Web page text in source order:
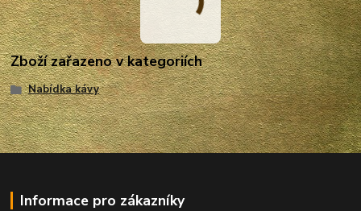
Zboží zařazeno v kategoriích
Nabídka kávy
Informace pro zákazníky